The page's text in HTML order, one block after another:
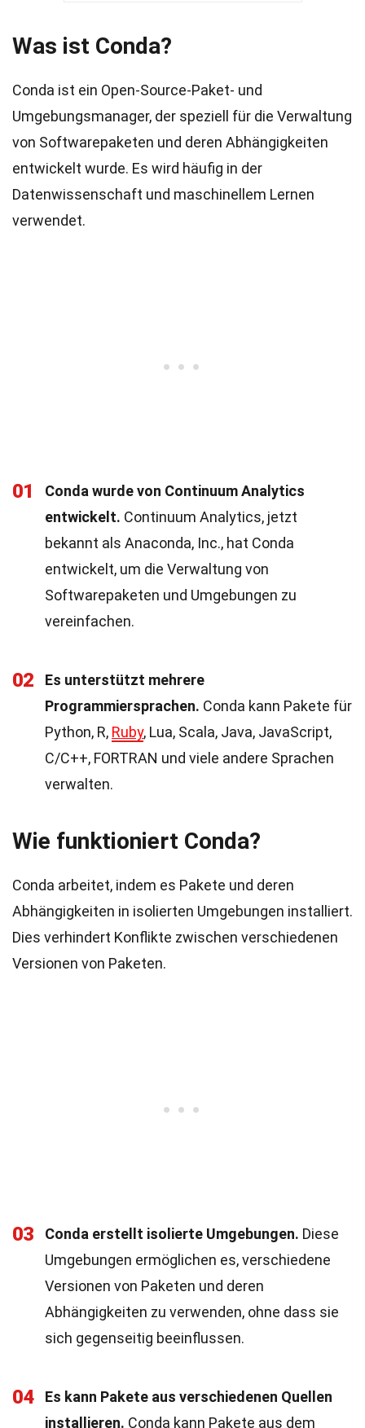
Was ist Conda?
Conda ist ein Open-Source-Paket- und
Umgebungsmanager, der speziell für die Verwaltung
von Softwarepaketen und deren Abhängigkeiten
entwickelt wurde. Es wird häufig in der
Datenwissenschaft und maschinellem Lernen
verwendet.
01
Conda wurde von Continuum Analytics
entwickelt. Continuum Analytics, jetzt
bekannt als Anaconda, Inc., hat Conda
entwickelt, um die Verwaltung von
Softwarepaketen und Umgebungen zu
vereinfachen.
02
Es unterstützt mehrere
Programmiersprachen. Conda kann Pakete für
Python, R, Ruby, Lua, Scala, Java, JavaScript,
C/C++, FORTRAN und viele andere Sprachen
verwalten.
Wie funktioniert Conda?
Conda arbeitet, indem es Pakete und deren
Abhängigkeiten in isolierten Umgebungen installiert.
Dies verhindert Konflikte zwischen verschiedenen
Versionen von Paketen.
03 Conda erstellt isolierte Umgebungen. Diese
Umgebungen ermöglichen es, verschiedene
Versionen von Paketen und deren
Abhängigkeiten zu verwenden, ohne dass sie
sich gegenseitig beeinflussen.
04
Es kann Pakete aus verschiedenen Quellen
installieren. Conda kann Pakete aus dem